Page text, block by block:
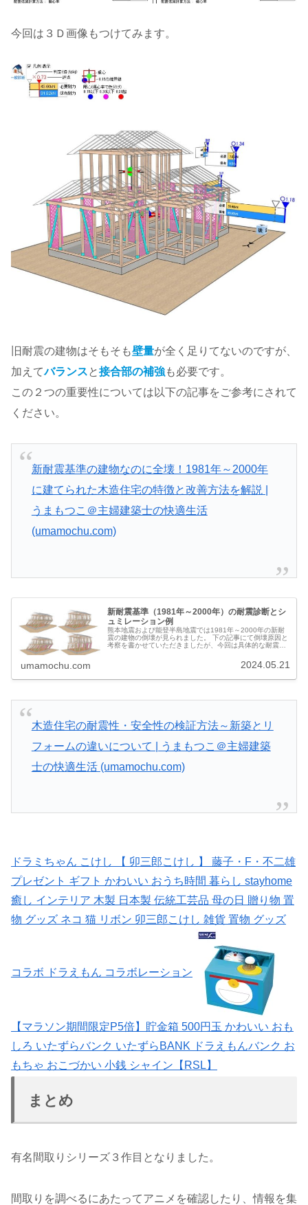
今回は３Ｄ画像もつけてみます。
旧耐震の建物はそもそも壁量が全く足りてないのですが、
加えてバランス と接合部の補強も必要です。
この２つの重要性については以下の記事をご参考にされて
ください。
新耐震基準の建物なのに全壊！1981年～2000年
に建てられた木造住宅の特徴と改善方法を解説 |
うまもつこ＠主婦建築士の快適生活
(umamochu.com)
新耐震基準（1981年～2000年）の耐震診断とシ
ュミレーション例
熊本地震および能登半島地震では1981年～2000年の新耐
震の建物の倒壊が見られました。 下の記事にて倒壊原因と
考察を書かせていただきましたが、今回は具体的な耐震診
umamochu.com 2024.05.21
木造住宅の耐震性・安全性の検証方法～新築とリ
フォームの違いについて | うまもつこ＠主婦建築
士の快適生活 (umamochu.com)
ドラミちゃん こけし 【 卯三郎こけし 】 藤子・F・不二雄
プレゼント ギフト かわいい おうち時間 暮らし stayhome
癒し インテリア 木製 日本製 伝統工芸品 母の日 贈り物 置
物 グッズ ネコ 猫 リボン 卯三郎こけし 雑貨 置物 グッズ
コラボ ドラえもん コラボレーション
【マラソン期間限定P5倍】貯金箱 500円玉 かわいい おも
しろ いたずらバンク いたずらBANK ドラえもんバンク お
もちゃ おこづかい 小銭 シャイン【RSL】
まとめ
有名間取りシリーズ３作目となりました。
間取りを調べるにあたってアニメを確認したり、情報を集